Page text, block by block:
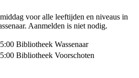
voor alle leeftijden en niveaus in
Aanmelden is niet nodig.
Bibliotheek Wassenaar
Bibliotheek Voorschoten